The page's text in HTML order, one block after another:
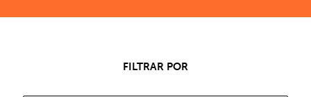
FILTRAR POR